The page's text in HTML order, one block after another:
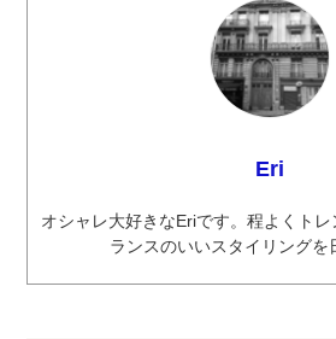
Eri
オシャレ大好きなEriです。程よくト
ランスのいいスタイリングを